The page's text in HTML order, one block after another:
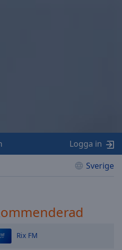
Sverige
Logga in
Rix FM